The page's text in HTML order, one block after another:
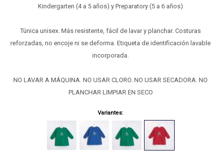
Kindergarten (4 a 5 años) y Preparatory (5 a 6 años)
Túnica unisex. Más resistente, fácil de lavar y planchar. Costuras
reforzadas, no encoje ni se deforma. Etiqueta de identificación lavable
incorporada.
NO LAVAR A MÁQUINA. NO USAR CLORO. NO USAR SECADORA. NO
PLANCHAR LIMPIAR EN SECO
Variantes: